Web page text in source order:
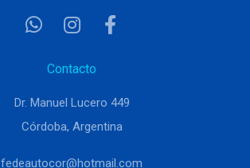
Contacto
Dr. Manuel Lucero 449
Córdoba, Argentina
fedeautocor@hotmail.com